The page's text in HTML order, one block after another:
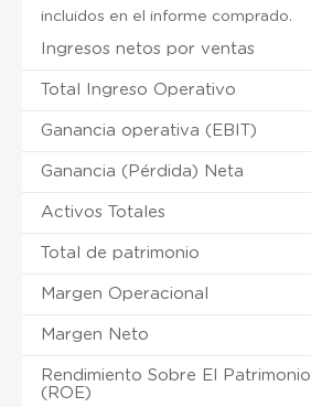
incluidos en el informe comprado.
Ingresos netos por ventas
Total Ingreso Operativo
Ganancia operativa (EBIT)
Ganancia (Pérdida) Neta
Activos Totales
Total de patrimonio
Margen Operacional
Margen Neto
Rendimiento Sobre El Patrimonio
(ROE)